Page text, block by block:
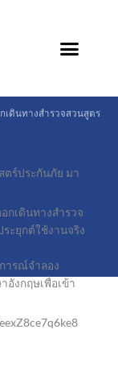
เดินทางสำรวจสวนสูตร
ร์ประกันภัย มา
กเดินทางสำรวจ
ะยุกต์ใช้งานจริง
ารณ์จำลอง
อังกฤษเพื่อเข้า